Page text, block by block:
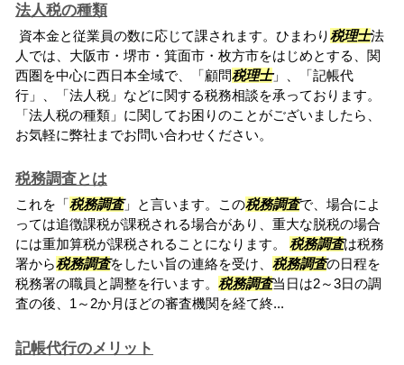
法人税の種類
資本金と従業員の数に応じて課されます。ひまわり税理士法
人では、大阪市・堺市・箕面市・枚方市をはじめとする、関
西圏を中心に西日本全域で、「顧問税理士」、「記帳代
行」、「法人税」などに関する税務相談を承っております。
「法人税の種類」に関してお困りのことがございましたら、
お気軽に弊社までお問い合わせください。
税務調査とは
これを「税務調査」と言います。この税務調査で、場合によ
っては追徴課税が課税される場合があり、重大な脱税の場合
には重加算税が課税されることになります。 税務調査は税務
署から税務調査をしたい旨の連絡を受け、 税務調査の日程を
税務署の職員と調整を行います。 税務調査当日は2～3日の調
査の後、1～2か月ほどの審査機関を経て終...
記帳代行のメリット